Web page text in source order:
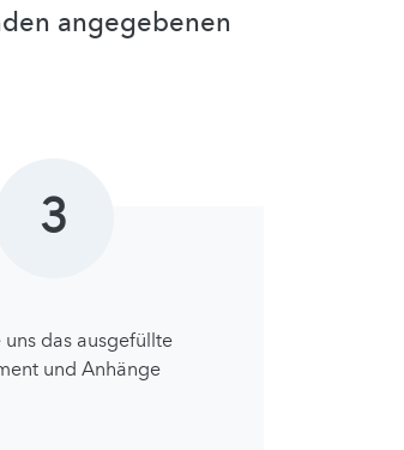
angegebenen
3
uns das ausgefüllte
und Anhänge